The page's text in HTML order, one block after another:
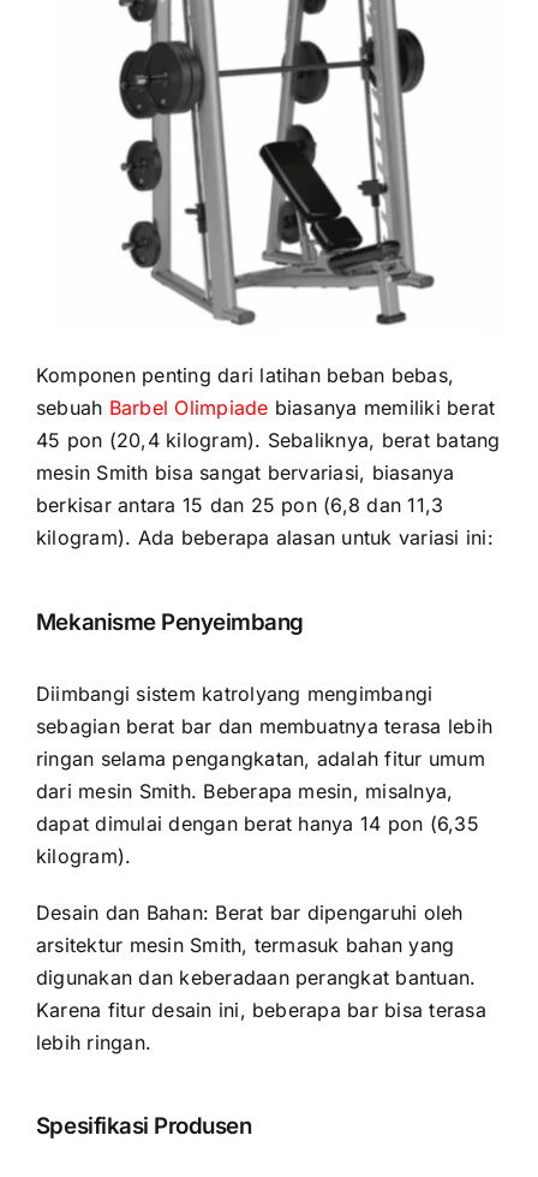
Komponen penting dari latihan beban bebas,
sebuah Barbel Olimpiade biasanya memiliki berat
45 pon (20,4 kilogram). Sebaliknya, berat batang
mesin Smith bisa sangat bervariasi, biasanya
berkisar antara 15 dan 25 pon (6,8 dan 11,3
kilogram). Ada beberapa alasan untuk variasi ini:
Mekanisme Penyeimbang
Diimbangi sistem katrolyang mengimbangi
sebagian berat bar dan membuatnya terasa lebih
ringan selama pengangkatan, adalah fitur umum
dari mesin Smith. Beberapa mesin, misalnya,
dapat dimulai dengan berat hanya 14 pon (6,35
kilogram).
Desain dan Bahan: Berat bar dipengaruhi oleh
arsitektur mesin Smith, termasuk bahan yang
digunakan dan keberadaan perangkat bantuan.
Karena fitur desain ini, beberapa bar bisa terasa
lebih ringan.
Spesifikasi Produsen